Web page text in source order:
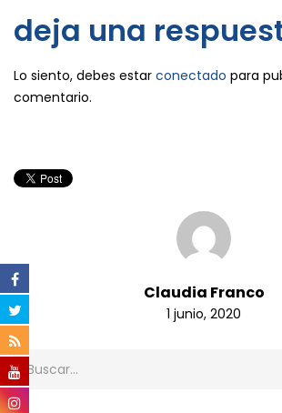
deja una
Lo siento, debes estar conectado para
comentario.
Claudia Franco
1 junio, 2020